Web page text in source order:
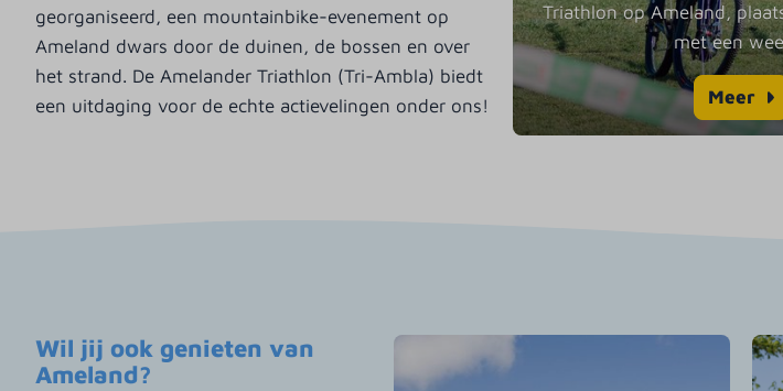
georganiseerd, een mountainbike-evenement op
Ameland dwars door de duinen, de bossen en over
het strand. De Amelander Triathlon (Tri-Ambla) biedt
een uitdaging voor de echte actievelingen onder ons!
Triathlon op Ameland,
met een
Meer
Wil jij ook genieten van
Ameland?